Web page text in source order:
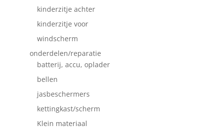
kinderzitje achter
kinderzitje voor
windscherm
onderdelen/reparatie
batterij, accu, oplader
bellen
jasbeschermers
kettingkast/scherm
Klein materiaal